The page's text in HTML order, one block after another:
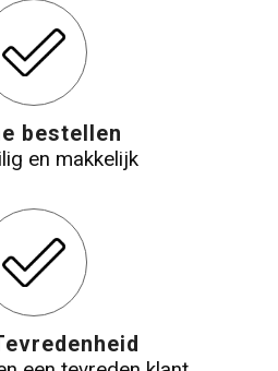
bestellen
en makkelijk